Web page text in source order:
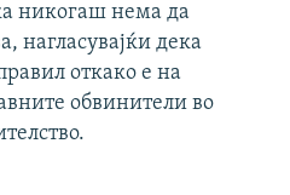
никогаш нема да
нагласувајќи дека
откако е на
обвинители во